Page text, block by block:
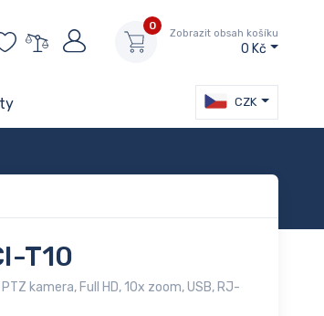
0
Zobrazit obsah košíku
0 Kč
CZK
T10
kamera, Full HD, 10x zoom, USB, RJ-